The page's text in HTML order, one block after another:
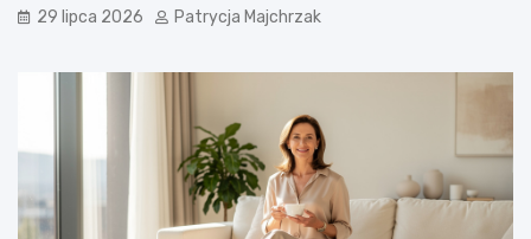
29 lipca 2026 Patrycja Majchrzak